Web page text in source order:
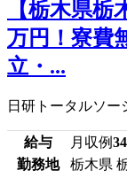
【栃木県
万円！寮費
立・...
日研トータルソー
給与 月収例
勤務地
栃木県